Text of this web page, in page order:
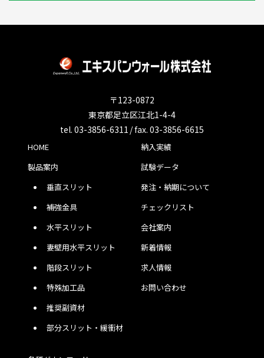
〒123-0872
東京都足立区江北1-4-4
tel. 03-3856-6311 / fax. 03-3856-6615
HOME
製品案内
垂直スリット
補強金具
水平スリット
妻壁用水平スリット
階段スリット
特殊加工品
推奨副資材
部分スリット・緩衝材
納入実績
試験データ
発注・納期について
チェックリスト
会社案内
新着情報
求人情報
お問い合わせ